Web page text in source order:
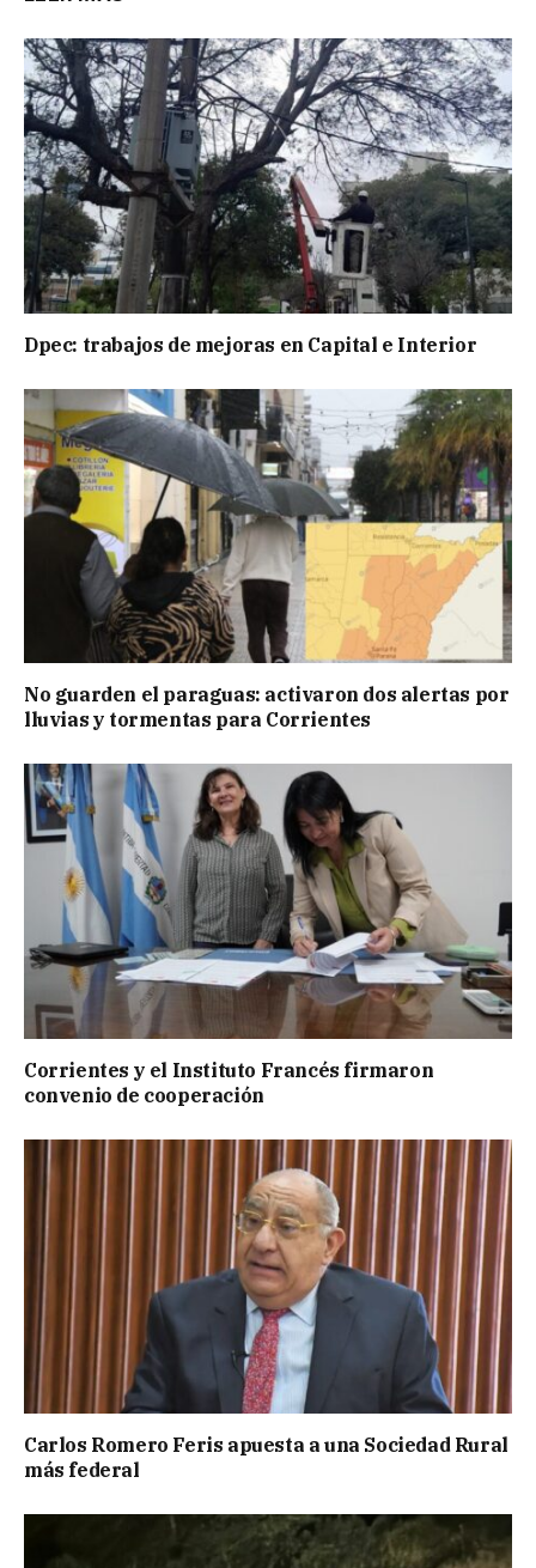
Dpec: trabajos de mejoras en Capital e Interior
No guarden el paraguas: activaron dos alertas por
lluvias y tormentas para Corrientes
Corrientes y el Instituto Francés firmaron
convenio de cooperación
Carlos Romero Feris apuesta a una Sociedad Rural
más federal